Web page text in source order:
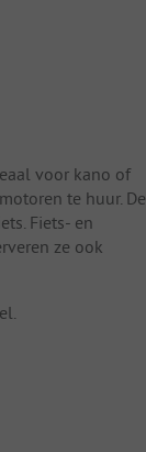
voor kano of
te huur. De
Fiets- en
ze ook